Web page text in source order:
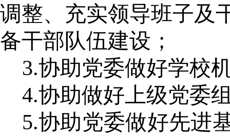
调整、充实领导班子及
备干部队伍建设；
3.协助党委做好学校
4.协助做好上级党委
5.协助党委做好先进